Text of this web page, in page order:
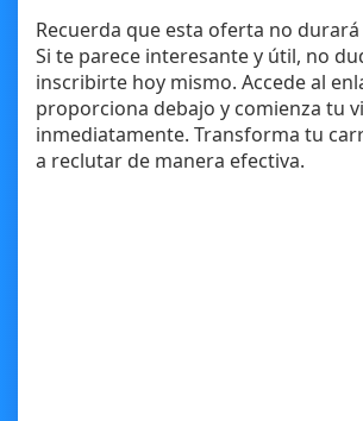
Recuerda que esta oferta no
Si te parece interesante y útil, no
inscribirte hoy mismo. Accede al
proporciona debajo y comienza tu
inmediatamente. Transforma tu
a reclutar de manera efectiva.